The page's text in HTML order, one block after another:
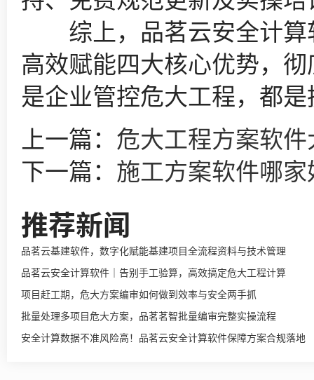
综上，品茗云安全计算
高效赋能四大核心优势，
是企业管控危大工程，都
上一篇： 危大工程方案软
下一篇： 施工方案软件哪家
推荐新闻
品茗云基建软件，数字化赋能基建项目全流程资料与技术管理
品茗云安全计算软件｜告别手工验算，高效搞定危大工程计算
项目赶工期，危大方案编审如何做到效率与安全两手抓
批量处理多项目危大方案，品茗茗智批量编审完整实操流程
安全计算数据不准风险高！品茗云安全计算软件保障方案合规落地